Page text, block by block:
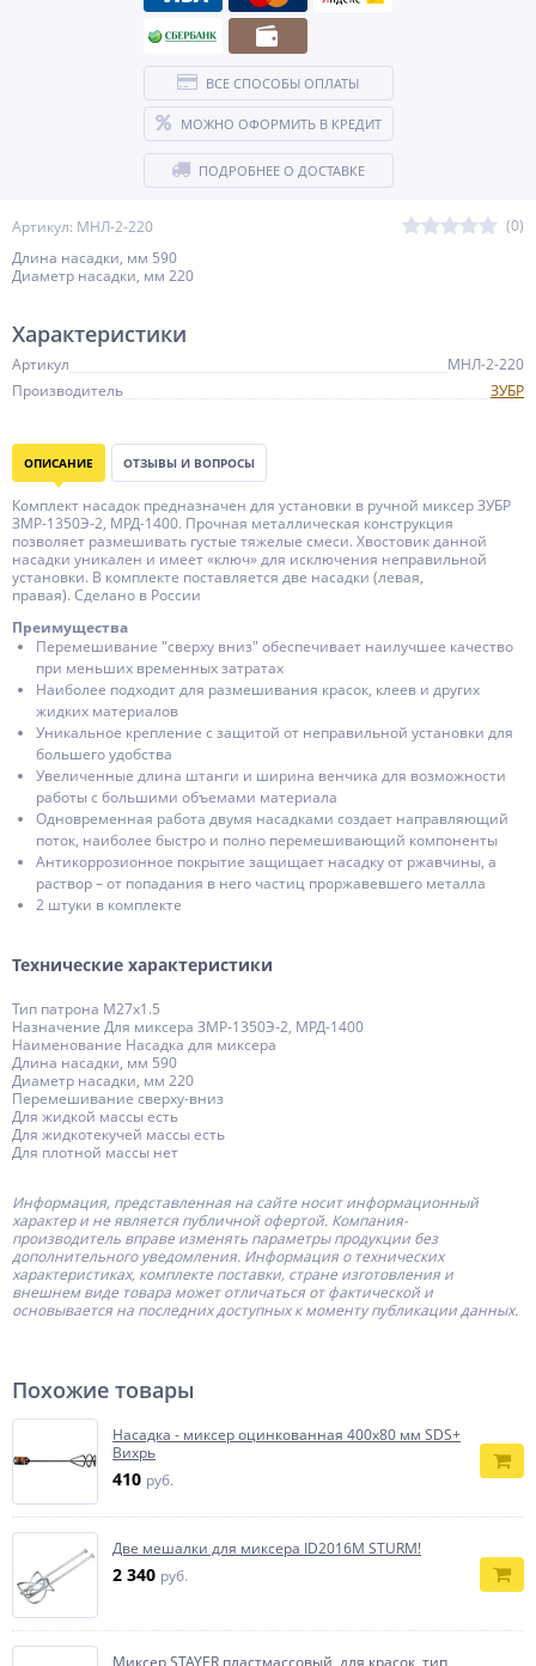
Артикул: МНЛ-2-220
(0)
Длина насадки, мм 590
Диаметр насадки, мм 220
ВСЕ СПОСОБЫ ОПЛАТЫ
МОЖНО ОФОРМИТЬ В КРЕДИТ
ПОДРОБНЕЕ О ДОСТАВКЕ
Характеристики
Артикул
МНЛ-2-220
Производитель
ЗУБР
ОПИСАНИЕ ОТЗЫВЫ И ВОПРОСЫ
Комплект насадок предназначен для установки в ручной миксер ЗУБР
ЗМР-1350Э-2, МРД-1400. Прочная металлическая конструкция
позволяет размешивать густые тяжелые смеси. Хвостовик данной
насадки уникален и имеет «ключ» для исключения неправильной
установки. В комплекте поставляется две насадки (левая,
правая). Сделано в России
Преимущества
Перемешивание ″сверху вниз″ обеспечивает наилучшее качество
при меньших временных затратах
Наиболее подходит для размешивания красок, клеев и других
жидких материалов
Уникальное крепление с защитой от неправильной установки для
большего удобства
Увеличенные длина штанги и ширина венчика для возможности
работы с большими объемами материала
Одновременная работа двумя насадками создает направляющий
поток, наиболее быстро и полно перемешивающий компоненты
Антикоррозионное покрытие защищает насадку от ржавчины, а
раствор – от попадания в него частиц проржавевшего металла
2 штуки в комплекте
Технические характеристики
Тип патрона М27х1.5
Назначение Для миксера ЗМР-1350Э-2, МРД-1400
Наименование Насадка для миксера
Длина насадки, мм 590
Диаметр насадки, мм 220
Перемешивание сверху-вниз
Для жидкой массы есть
Для жидкотекучей массы есть
Для плотной массы нет
Информация, представленная на сайте носит информационный
характер и не является публичной офертой. Компания-
производитель вправе изменять параметры продукции без
дополнительного уведомления. Информация о технических
характеристиках, комплекте поставки, стране изготовления и
внешнем виде товара может отличаться от фактической и
основывается на последних доступных к моменту публикации данных.
Похожие товары
Насадка - миксер оцинкованная 400х80 мм SDS+
Вихрь
410 руб.
Две мешалки для миксера ID2016M STURM!
2 340 руб.
Миксер STAYER пластмассовый, для красок, тип